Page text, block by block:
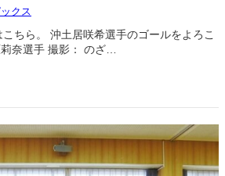
ックス
ちら。 沖土居咲希選手のゴールをよろこ
奈選手 撮影： のざ…